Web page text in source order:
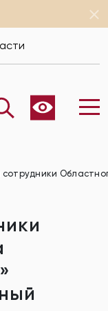
сотрудники